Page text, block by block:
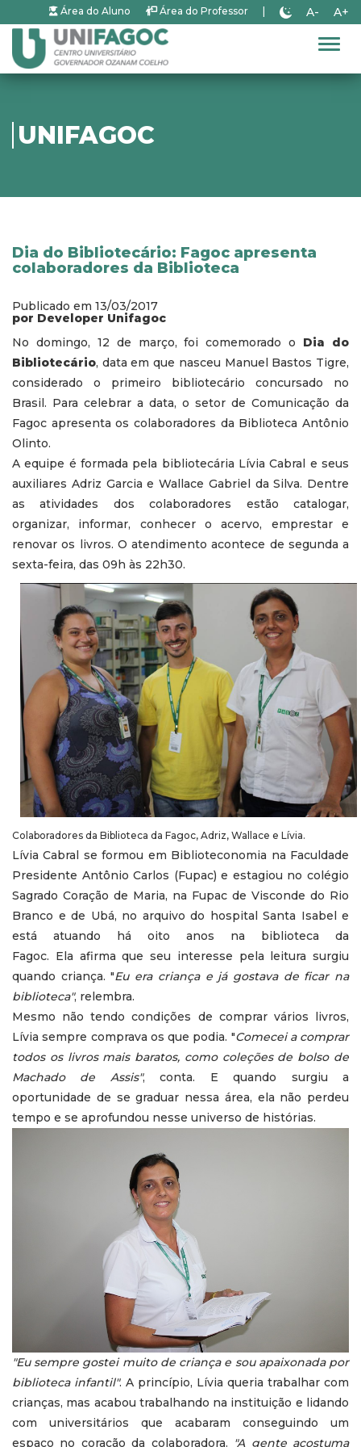
Área do Aluno Área do Professor A- A+
UNIFAGOC
Dia do Bibliotecário: Fagoc apresenta
colaboradores da Biblioteca
Publicado em 13/03/2017
por Developer Unifagoc
No domingo, 12 de março, foi comemorado o Dia do
Bibliotecário, data em que nasceu Manuel Bastos Tigre,
considerado o primeiro bibliotecário concursado no
Brasil. Para celebrar a data, o setor de Comunicação da
Fagoc apresenta os colaboradores da Biblioteca Antônio
Olinto.
A equipe é formada pela bibliotecária Lívia Cabral e seus
auxiliares Adriz Garcia e Wallace Gabriel da Silva. Dentre
as atividades dos colaboradores estão catalogar,
organizar, informar, conhecer o acervo, emprestar e
renovar os livros. O atendimento acontece de segunda a
sexta-feira, das 09h às 22h30.
Colaboradores da Biblioteca da Fagoc, Adriz, Wallace e Lívia.
Lívia Cabral se formou em Biblioteconomia na Faculdade
Presidente Antônio Carlos (Fupac) e estagiou no colégio
Sagrado Coração de Maria, na Fupac de Visconde do Rio
Branco e de Ubá, no arquivo do hospital Santa Isabel e
está atuando há oito anos na biblioteca da
Fagoc. Ela afirma que seu interesse pela leitura surgiu
quando criança. "Eu era criança e já gostava de ficar na
biblioteca", relembra.
Mesmo não tendo condições de comprar vários livros,
Lívia sempre comprava os que podia. "Comecei a comprar
todos os livros mais baratos, como coleções de bolso de
Machado de Assis", conta. E quando surgiu a
oportunidade de se graduar nessa área, ela não perdeu
tempo e se aprofundou nesse universo de histórias.
"Eu sempre gostei muito de criança e sou apaixonada por
biblioteca infantil". A princípio, Lívia queria trabalhar com
crianças, mas acabou trabalhando na instituição e lidando
com universitários que acabaram conseguindo um
espaço no coração da colaboradora. "A gente acostuma